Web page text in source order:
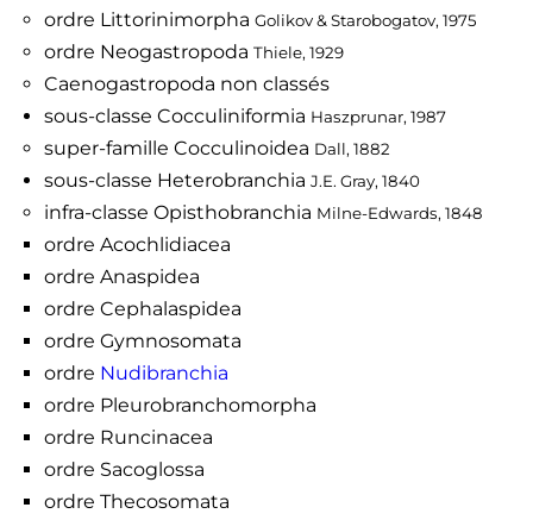
ordre Littorinimorpha Golikov & Starobogatov, 1975
ordre Neogastropoda Thiele, 1929
Caenogastropoda non classés
sous-classe Cocculiniformia Haszprunar, 1987
super-famille Cocculinoidea Dall, 1882
sous-classe Heterobranchia J.E. Gray, 1840
infra-classe Opisthobranchia Milne-Edwards, 1848
ordre Acochlidiacea
ordre Anaspidea
ordre Cephalaspidea
ordre Gymnosomata
ordre Nudibranchia
ordre Pleurobranchomorpha
ordre Runcinacea
ordre Sacoglossa
ordre Thecosomata